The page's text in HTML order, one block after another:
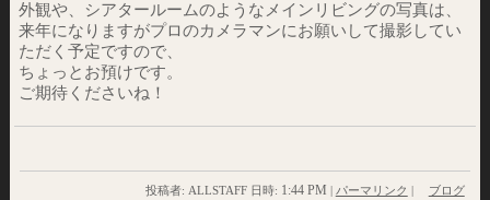
外観や、シアタールームのようなメインリビングの写真は、
来年になりますがプロのカメラマンにお願いして撮影してい
ただく予定ですので、
ちょっとお預けです。
ご期待くださいね！
投稿者: ALLSTAFF 日時: 1:44 PM | パーマリンク | ブログ